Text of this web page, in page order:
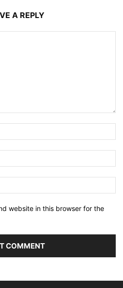
A REPLY
website in this browser for the